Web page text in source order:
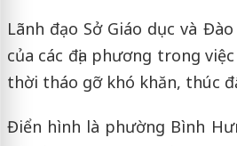
Lãnh đạo Sở Giáo dục và
của các địa phương trong
thời tháo gỡ khó khăn, thúc
Điển hình là phường Bình